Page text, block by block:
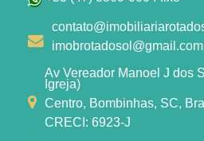
imobrotadosol@gmail.com
Av Vereador Manoel J dos
Igreja)
Centro, Bombinhas, SC,
CRECI: 6923-J